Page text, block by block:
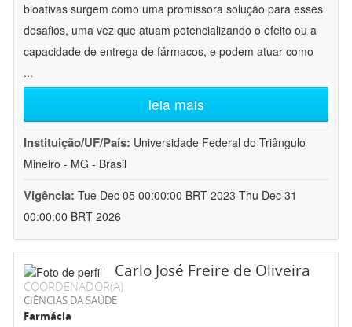
bioativas surgem como uma promissora solução para esses
desafios, uma vez que atuam potencializando o efeito ou a
capacidade de entrega de fármacos, e podem atuar como
...
leia mais
Instituição/UF/País: Universidade Federal do Triângulo
Mineiro - MG - Brasil
Vigência: Tue Dec 05 00:00:00 BRT 2023-Thu Dec 31
00:00:00 BRT 2026
Carlo José Freire de Oliveira
COORDENADOR(A)
CIÊNCIAS DA SAÚDE
Farmácia